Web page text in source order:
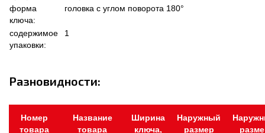
форма
ключа:
головка с углом поворота 180°
содержимое
упаковки:
1
Разновидности:
Номер
товара
Название
товара
Ширина
ключа,
Наружный
размер